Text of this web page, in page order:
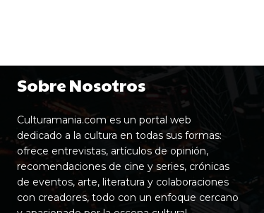
Sobre Nosotros
Culturamania.com es un portal web
dedicado a la cultura en todas sus formas:
ofrece entrevistas, artículos de opinión,
recomendaciones de cine y series, crónicas
de eventos, arte, literatura y colaboraciones
con creadores, todo con un enfoque cercano